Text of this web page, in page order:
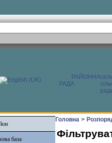
РАЙОННА
РАДА
база
Головна >